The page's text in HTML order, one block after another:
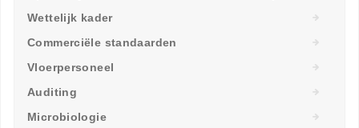
Wettelijk kader
Commerciële standaarden
Vloerpersoneel
Auditing
Microbiologie